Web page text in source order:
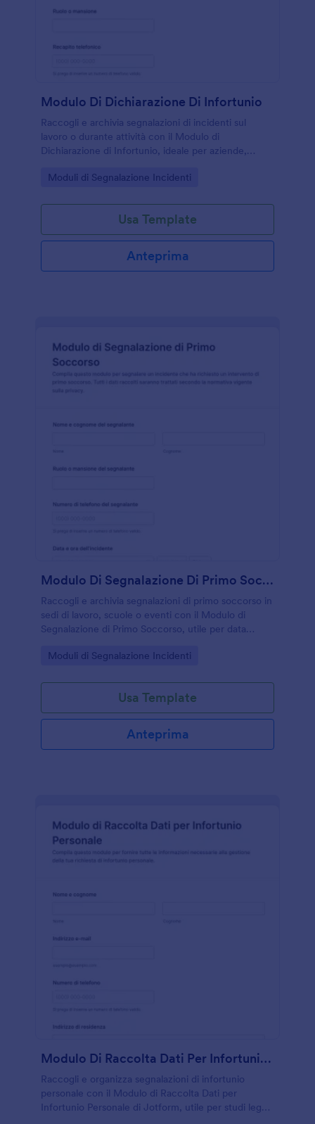
Modulo Di Dichiarazione Di Infortunio
Raccogli e archivia segnalazioni di incidenti sul
lavoro o durante attività con il Modulo di
Dichiarazione di Infortunio, ideale per aziende,
ordinata con Jotform.
Go to Category:
Moduli di Segnalazione Incidenti
Usa Template
Anteprima
Modulo Di Segnalazione Di Primo Soccorso
Raccogli e archivia segnalazioni di primo soccorso in
sedi di lavoro, scuole o eventi con il Modulo di
Segnalazione di Primo Soccorso, utile per data
Go to Category:
Moduli di Segnalazione Incidenti
Usa Template
Anteprima
Modulo Di Raccolta Dati Per Infortunio Personale
Raccogli e organizza segnalazioni di infortunio
personale con il Modulo di Raccolta Dati per
Infortunio Personale di Jotform, utile per studi legali,